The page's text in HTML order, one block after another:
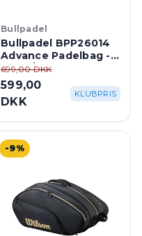
Bullpadel
Bullpadel BPP26014
Advance Padelbag -
Black/Green
699,00 DKK
599,00
DKK
KLUBPRIS
-9%